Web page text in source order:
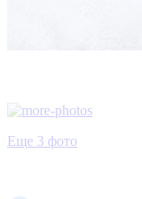
Еще 3 фото